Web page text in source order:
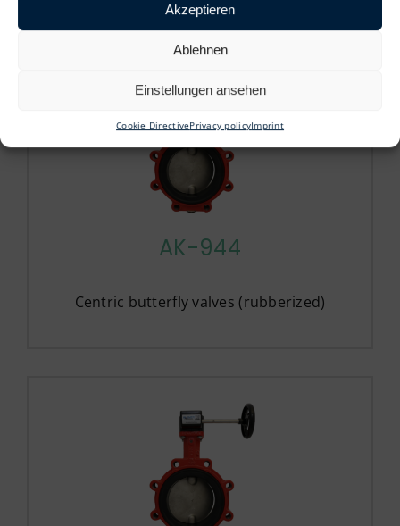
Akzeptieren
Ablehnen
Einstellungen ansehen
Cookie DirectivePrivacy policyImprint
AK-944
Centric butterfly valves (rubberized)